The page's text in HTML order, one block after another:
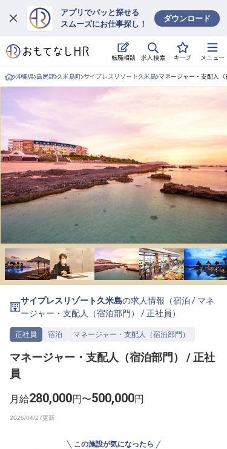
アプリでパッと探せる
スムーズにお仕事探し！
ダウンロード
転職相談 求人検索 キープ メニュー
ログイン
求人・施設を探す
キープした求人
おもてなしHRについて
ご利用の流れ
よくある質問
ホテル・宿泊業界情報コラム
無料 転職サポートに申し込む
沖縄県 島尻郡 久米島町 サイプレスリゾート久米島 マネージャー・支配人
サイプレスリゾート久米島の求人情報（宿泊 / マネ
ージャー・支配人（宿泊部門）
/正社員 ）
正社員 宿泊 マネージャー・支配人（宿泊部門）
マネージャー・支配人（宿泊部門） / 正社
員
月給280,000円〜500,000円
この施設が気になったら